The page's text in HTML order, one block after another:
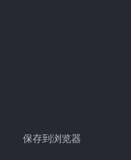
保存到浏览器